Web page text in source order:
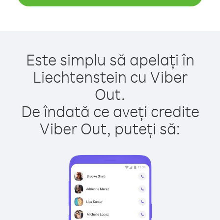
Este simplu să apelați în
Liechtenstein cu Viber
Out.
De îndată ce aveți credite
Viber Out, puteți să: